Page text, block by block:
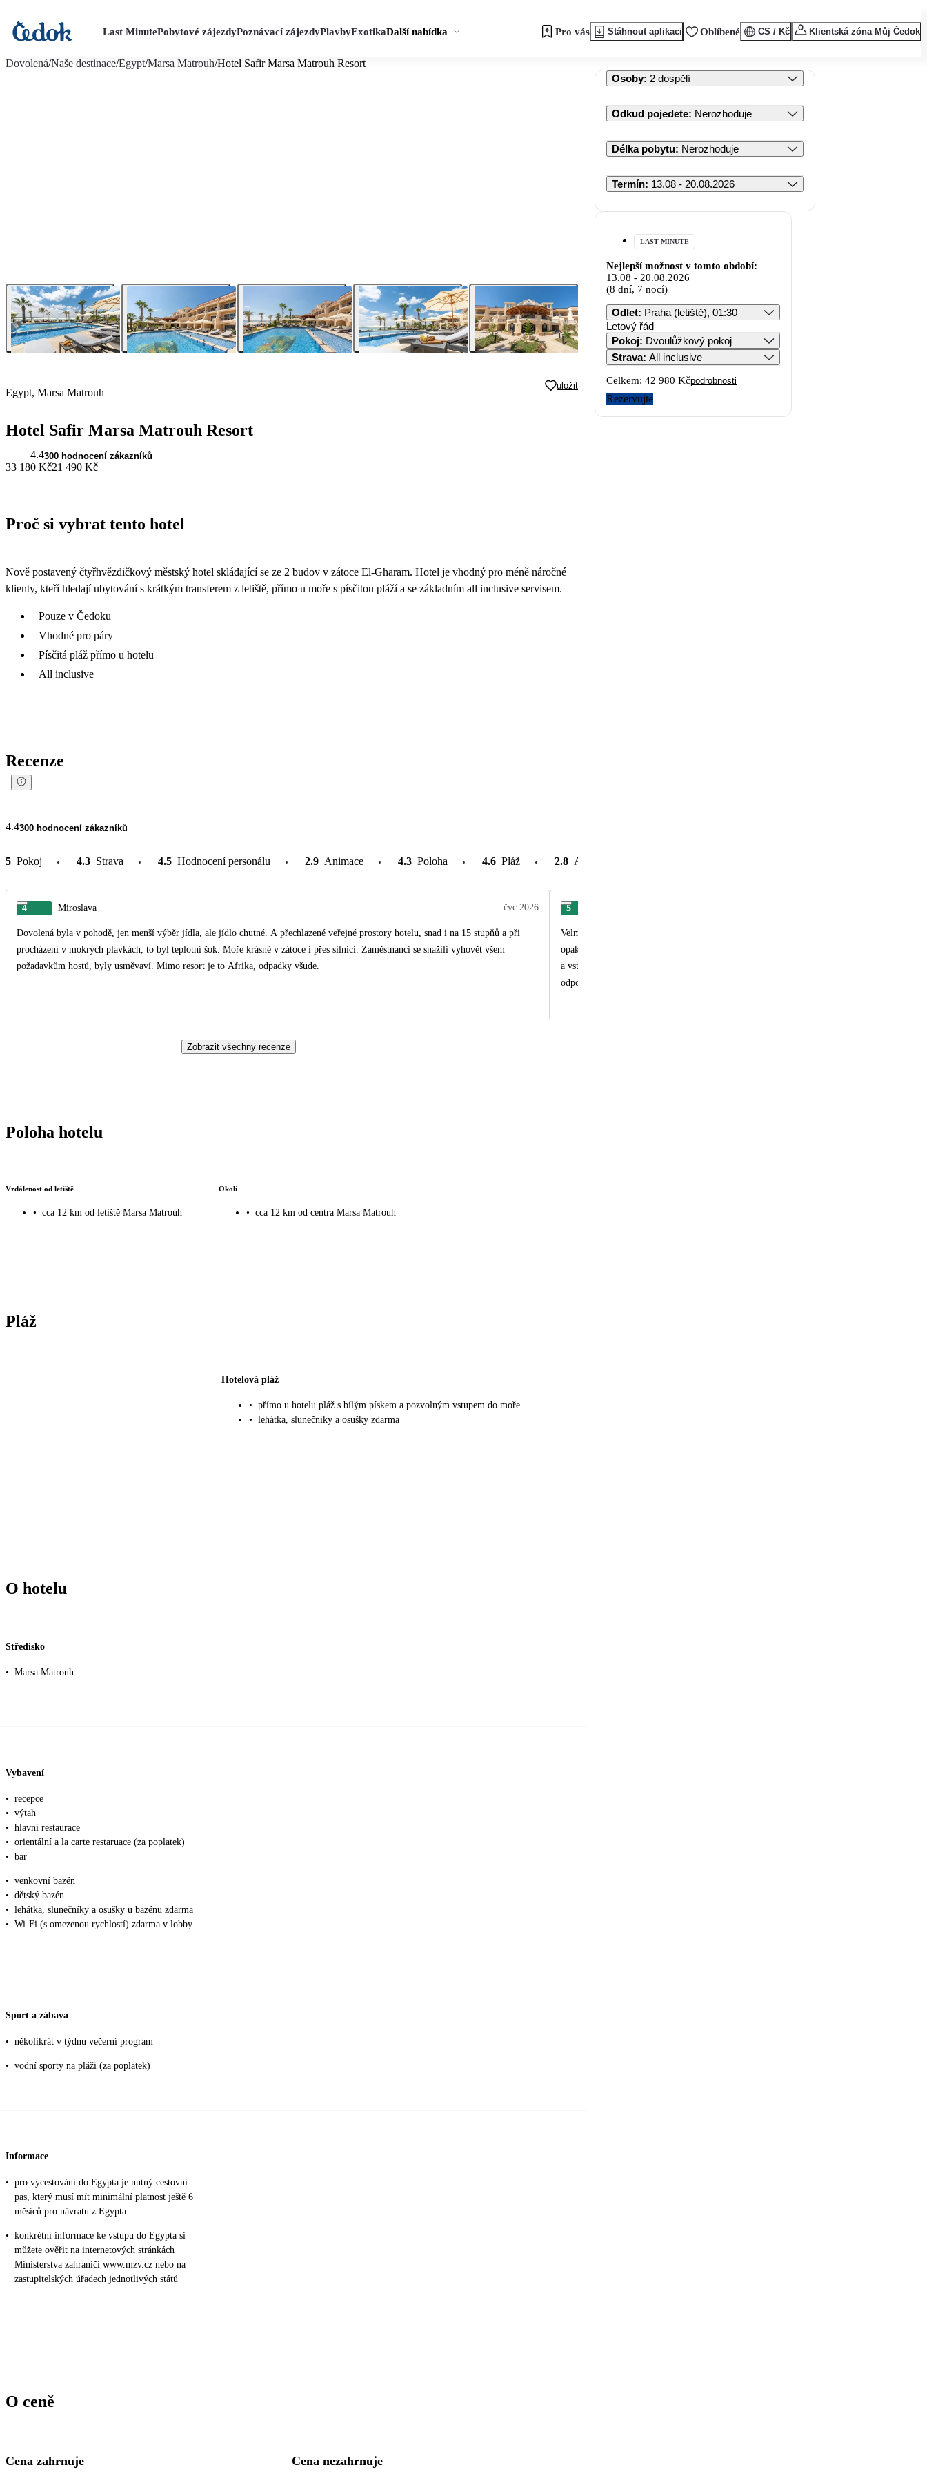
Last MinutePobytové zájezdyPoznávací zájezdyPlavbyExotikaDalší nabídka Pro vás Stáhnout aplikaci Oblíbené CS / Kč Klientská zóna Můj Čedok
Dovolená/Naše destinace/Egypt/Marsa Matrouh/Hotel Safir Marsa Matrouh Resort
Egypt, Marsa Matrouh
uložit
Hotel Safir Marsa Matrouh Resort
4.4300 hodnocení zákazníků
33 180 Kč21 490 Kč
Proč si vybrat tento hotel
Nově postavený čtyřhvězdičkový městský hotel skládající se ze 2 budov v zátoce El-Gharam. Hotel je vhodný pro méně náročné
klienty, kteří hledají ubytování s krátkým transferem z letiště, přímo u moře s písčitou pláží a se základním all inclusive servisem.
Pouze v Čedoku
Vhodné pro páry
Písčitá pláž přímo u hotelu
All inclusive
Recenze
4.4300 hodnocení zákazníků
5 Pokoj 4.3 Strava 4.5 Hodnocení personálu 2.9 Animace 4.3 Poloha 4.6 Pláž 2.8 Atrakce v okolí
4 Miroslava čvc 2026
Dovolená byla v pohodě, jen menší výběr jídla, ale jídlo chutné. A přechlazené veřejné prostory hotelu, snad i na 15 stupňů a při
procházení v mokrých plavkách, to byl teplotní šok. Moře krásné v zátoce i přes silnici. Zaměstnanci se snažili vyhovět všem
požadavkům hostů, byly usměvaví. Mimo resort je to Afrika, odpadky všude.
5
Velmi hezká dovolená. Hotel odpovídá čtyřem hvězdám. Pokoj vybavení starší ale čisto,
opakující se každý den. Vždy bylo z čeho si vybrat. Personál je velmi vstřícný vždy
a vstřícný. Pomohou se vším. Moře je úžasný pozvolný vstup do moře, pláž je bílí písek.
odpočinek a relax. Do tohoto hotelu bych se určitě vrátil.
Zobrazit všechny recenze
Poloha hotelu
Vzdálenost od letiště
• cca 12 km od letiště Marsa Matrouh
Okolí
• cca 12 km od centra Marsa Matrouh
Pláž
Hotelová pláž
• přímo u hotelu pláž s bílým pískem a pozvolným vstupem do moře
• lehátka, slunečníky a osušky zdarma
O hotelu
Středisko
• Marsa Matrouh
Vybavení
• recepce
• výtah
• hlavní restaurace
• orientální a la carte restaruace (za poplatek)
• bar
• venkovní bazén
• dětský bazén
• lehátka, slunečníky a osušky u bazénu zdarma
• Wi-Fi (s omezenou rychlostí) zdarma v lobby
Sport a zábava
• několikrát v týdnu večerní program
• vodní sporty na pláži (za poplatek)
Informace
• pro vycestování do Egypta je nutný cestovní
pas, který musí mít minimální platnost ještě 6
měsíců pro návratu z Egypta
• konkrétní informace ke vstupu do Egypta si
můžete ověřit na internetových stránkách
Ministerstva zahraničí www.mzv.cz nebo na
zastupitelských úřadech jednotlivých států
O ceně
Cena zahrnuje Cena nezahrnuje
Osoby: 2 dospělí
Odkud pojedete: Nerozhoduje
Délka pobytu: Nerozhoduje
Termín: 13.08 - 20.08.2026
LAST MINUTE
Nejlepší možnost v tomto období:
13.08 - 20.08.2026
(8 dní, 7 nocí)
Odlet: Praha (letiště), 01:30
Letový řád
Pokoj: Dvoulůžkový pokoj
Strava: All inclusive
Celkem: 42 980 Kčpodrobnosti
Rezervujte